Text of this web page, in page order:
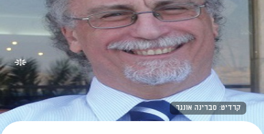
קרדיט: סברינה אונגר